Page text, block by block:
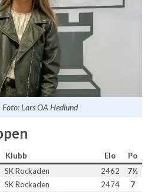
Lars OA Hedlund
Klubb Elo
Po
SK Rockaden 2462
7½
SK Rockaden 2474
7